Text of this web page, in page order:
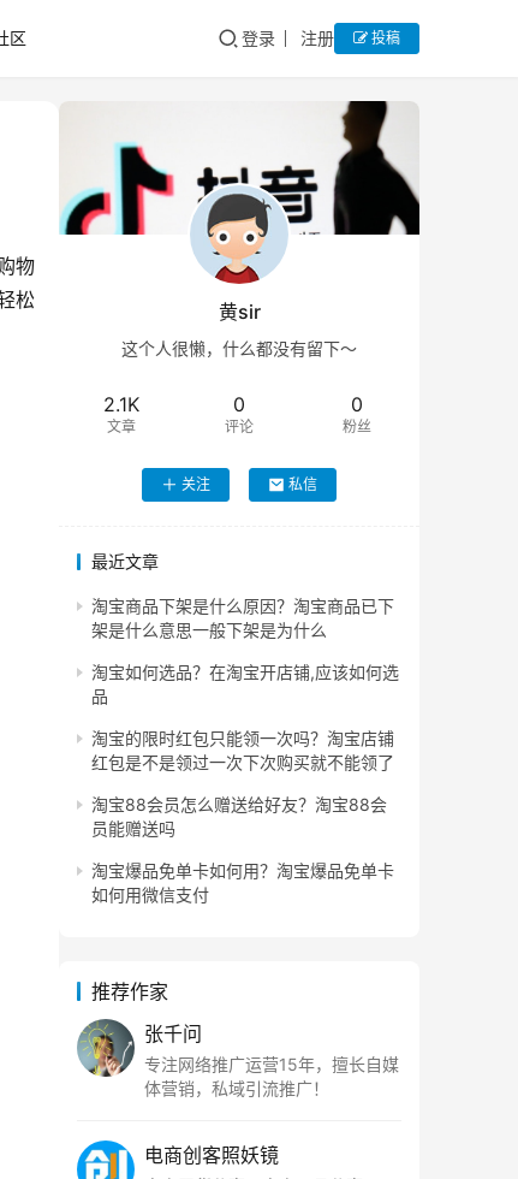
区 登录 注册 投稿
物
松
黄sir
这个人很懒，什么都没有留下～
2.1K
文章
0
评论
0
粉丝
关注 私信
最近文章
淘宝商品下架是什么原因？淘宝商品已下
架是什么意思一般下架是为什么
淘宝如何选品？在淘宝开店铺,应该如何选
品
淘宝的限时红包只能领一次吗？淘宝店铺
红包是不是领过一次下次购买就不能领了
淘宝88会员怎么赠送给好友？淘宝88会
员能赠送吗
淘宝爆品免单卡如何用？淘宝爆品免单卡
如何用微信支付
推荐作家
张千问
专注网络推广运营15年，擅长自媒
体营销，私域引流推广！
电商创客照妖镜